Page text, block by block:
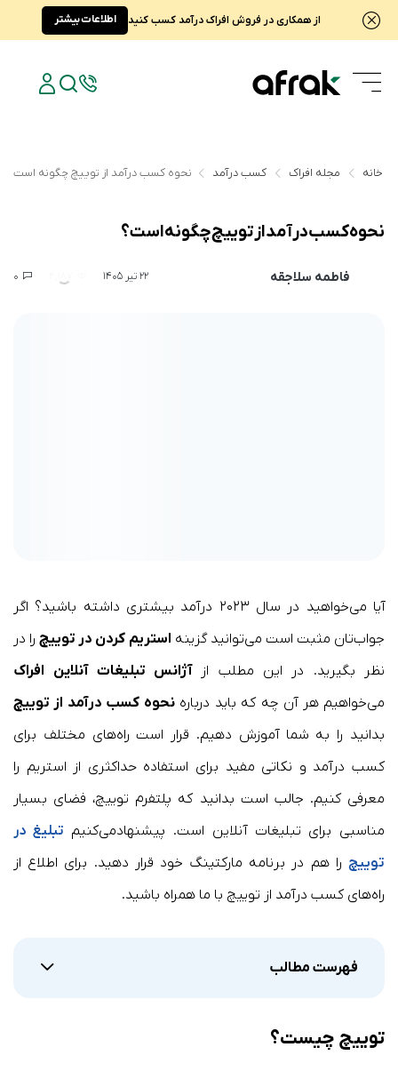
از همکاری در فروش افراک درآمد کسب کنید اطلاعات بیشتر
خانه مجله افراک کسب درآمد نحوه کسب درآمد از توییچ چگونه است؟
نحوه کسب درآمد از توییچ چگونه است؟
فاطمه سلاجقه 22 تیر 1405
آیا می‌خواهید در سال ۲۰۲۳ درآمد بیشتری داشته باشید؟ اگر
جواب‌تان مثبت است می‌توانید گزینه استریم کردن در توییچرا در
نظر بگیرید. در این مطلب ازآژانس تبلیغات آنلاین افراک
می‌خواهیم هر آن چه که باید دربارهنحوه کسب درآمد از توییچ
بدانید را به شما آموزش دهیم. قرار است راه‌های مختلف برای
کسب درآمد و نکاتی مفید برای استفاده حداکثری از استریم را
معرفی کنیم. جالب است بدانید که پلتفرم توییچ، فضای بسیار
مناسبی برای تبلیغات آنلاین است. پیشنهادمی‌کنیم تبلیغ در
توییچ را هم در برنامه مارکتینگ خود قرار دهید. برای اطلاع از
راه‌های کسب درآمد از توییچ با ما همراه باشید.
فهرست مطالب
توییچ چیست؟